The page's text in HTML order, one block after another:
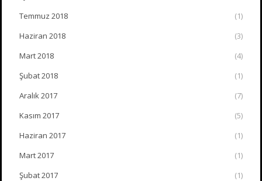
Temmuz 2018
(1)
Haziran 2018
(3)
Mart 2018
(4)
Şubat 2018
(1)
Aralık 2017
(7)
Kasım 2017
(5)
Haziran 2017
(1)
Mart 2017
(1)
Şubat 2017
(1)